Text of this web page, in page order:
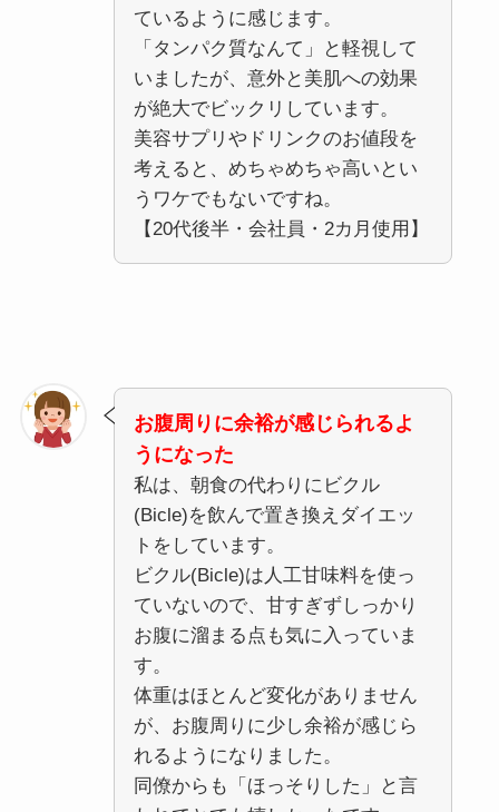
ているように感じます。
「タンパク質なんて」と軽視して
いましたが、意外と美肌への効果
が絶大でビックリしています。
美容サプリやドリンクのお値段を
考えると、めちゃめちゃ高いとい
うワケでもないですね。
【20代後半・会社員・2カ月使用】
お腹周りに余裕が感じられるよ
うになった
私は、朝食の代わりにビクル
(Bicle)を飲んで置き換えダイエッ
トをしています。
ビクル(Bicle)は人工甘味料を使っ
ていないので、甘すぎずしっかり
お腹に溜まる点も気に入っていま
す。
体重はほとんど変化がありません
が、お腹周りに少し余裕が感じら
れるようになりました。
同僚からも「ほっそりした」と言